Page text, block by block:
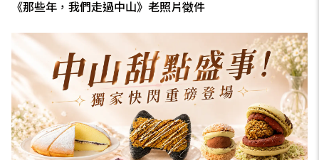
《那些年，我們走過中山》老照片徵件